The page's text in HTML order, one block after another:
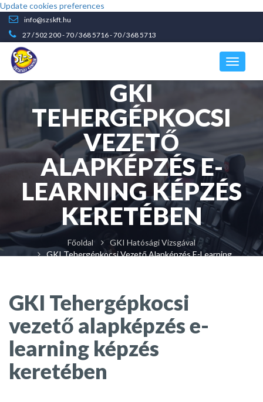
Update cookies preferences
info@szskft.hu
27 / 502 200-70 / 368 5716-70 / 368 5713
GKI
TEHERGÉPKOCSI
VEZETŐ
ALAPKÉPZÉS E-
LEARNING KÉPZÉS
KERETÉBEN
Főoldal
GKI Hatósági Vizsgával
GKI Tehergépkocsi Vezető Alapképzés E-Learning
GKI Tehergépkocsi
vezető alapképzés e-
learning képzés
keretében